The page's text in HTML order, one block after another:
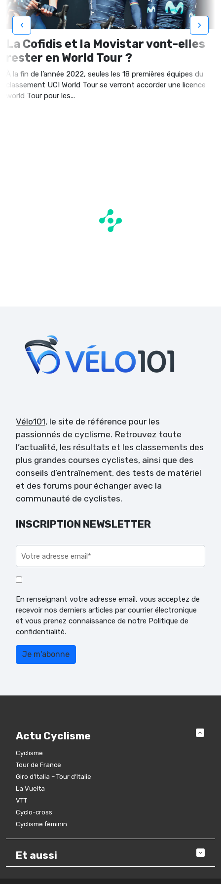
La Cofidis et la Movistar vont-elles
rester en World Tour ?
À la fin de l’année 2022, seules les 18 premières équipes du
classement UCI World Tour se verront accorder une licence
world Tour pour les...
‹ ›
Vélo101, le site de référence pour les
passionnés de cyclisme. Retrouvez toute
l’actualité, les résultats et les classements des
plus grandes courses cyclistes, ainsi que des
conseils d’entraînement, des tests de matériel
et des forums pour échanger avec la
communauté de cyclistes.
INSCRIPTION NEWSLETTER
En renseignant votre adresse email, vous acceptez de
recevoir nos derniers articles par courrier électronique
et vous prenez connaissance de notre Politique de
confidentialité.
Actu Cyclisme
Cyclisme
Tour de France
Giro d’Italia – Tour d’Italie
La Vuelta
VTT
Cyclo-cross
Cyclisme féminin
Et aussi